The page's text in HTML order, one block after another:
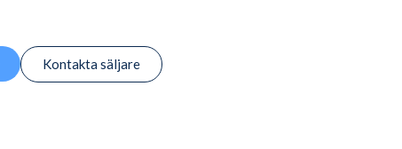
Kontakta säljare